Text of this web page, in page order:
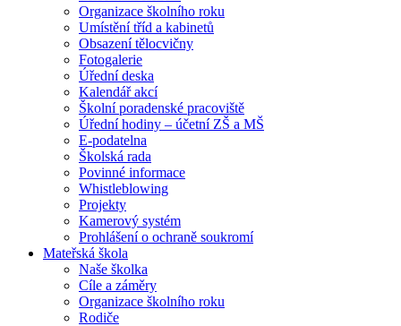
Organizace školního roku
Umístění tříd a kabinetů
Obsazení tělocvičny
Fotogalerie
Úřední deska
Kalendář akcí
Školní poradenské pracoviště
Úřední hodiny – účetní ZŠ a MŠ
E-podatelna
Školská rada
Povinné informace
Whistleblowing
Projekty
Kamerový systém
Prohlášení o ochraně soukromí
Mateřská škola
Naše školka
Cíle a záměry
Organizace školního roku
Rodiče